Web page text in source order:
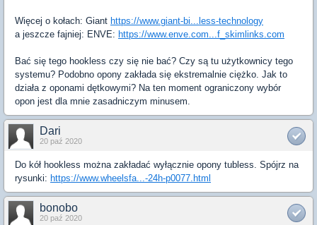
Więcej o kołach: Giant https://www.giant-bi...less-technology
a jeszcze fajniej: ENVE: https://www.enve.com...f_skimlinks.com
Bać się tego hookless czy się nie bać? Czy są tu użytkownicy tego
systemu? Podobno opony zakłada się ekstremalnie ciężko. Jak to
działa z oponami dętkowymi? Na ten moment ograniczony wybór
opon jest dla mnie zasadniczym minusem.
Dari
20 paź 2020
Do kół hookless można zakładać wyłącznie opony tubless. Spójrz na
rysunki: https://www.wheelsfa...-24h-p0077.html
bonobo
20 paź 2020